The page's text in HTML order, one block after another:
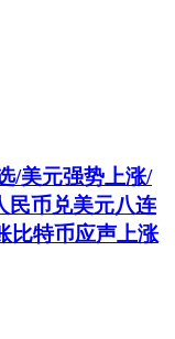
/美元强势上涨/
民币兑美元八连
比特币应声上涨